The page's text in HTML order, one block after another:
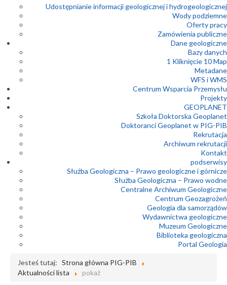
Udostępnianie informacji geologicznej i hydrogeologicznej
Wody podziemne
Oferty pracy
Zamówienia publiczne
Dane geologiczne
Bazy danych
1 Kliknięcie 10 Map
Metadane
WFS i WMS
Centrum Wsparcia Przemysłu
Projekty
GEOPLANET
Szkoła Doktorska Geoplanet
Doktoranci Geoplanet w PIG-PIB
Rekrutacja
Archiwum rekrutacji
Kontakt
podserwisy
Służba Geologiczna – Prawo geologiczne i górnicze
Służba Geologiczna – Prawo wodne
Centralne Archiwum Geologiczne
Centrum Geozagrożeń
Geologia dla samorządów
Wydawnictwa geologiczne
Muzeum Geologiczne
Biblioteka geologiczna
Portal Geologia
Jesteś tutaj: Strona główna PIG-PIB
Aktualności lista
pokaż